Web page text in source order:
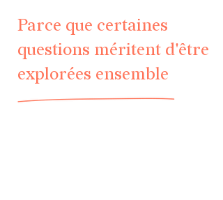
Parce que certaines
questions méritent d'être
explorées ensemble